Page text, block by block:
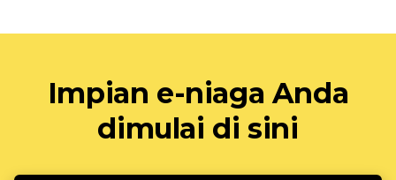
Impian e-niaga Anda
dimulai di sini